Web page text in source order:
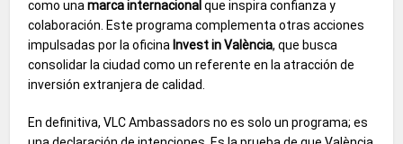
como unamarca internacional que inspira confianza y
colaboración. Este programa complementa otras acciones
impulsadas por la oficina Invest in València, que busca
consolidar la ciudad como un referente en la atracción de
inversión extranjera de calidad.
En definitiva, VLC Ambassadors no es solo un programa; es